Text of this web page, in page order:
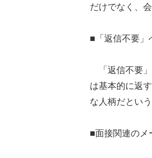
だけでなく、
■「返信不要」
「返信不要」
は基本的に返
な人柄だとい
■面接関連のメ